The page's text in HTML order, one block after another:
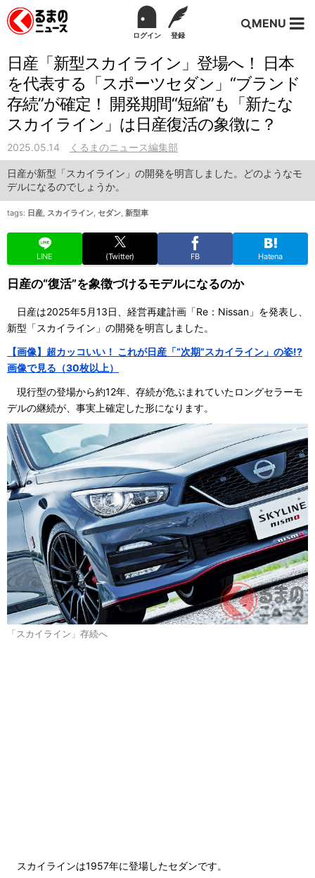
ログイン 登録
MENU
日産「新型スカイライン」登場へ！ 日本
を代表する「スポーツセダン」“ブランド
存続”が確定！ 開発期間“短縮”も「新たな
スカイライン」は日産復活の象徴に？
2025.05.14 くるまのニュース編集部
日産が新型「スカイライン」の開発を明言しました。どのようなモ
デルになるのでしょうか。
tags: 日産, スカイライン, セダン, 新型車
LINE (Twitter) FB Hatena
日産の“復活”を象徴づけるモデルになるのか
日産は2025年5月13日、経営再建計画「Re：Nissan」を発表し、
新型「スカイライン」の開発を明言しました。
【画像】超カッコいい！ これが日産「“次期”スカイライン」の姿!?
画像で見る（30枚以上）
現行型の登場から約12年、存続が危ぶまれていたロングセラーモ
デルの継続が、事実上確定した形になります。
「スカイライン」存続へ
スカイラインは1957年に登場したセダンです。